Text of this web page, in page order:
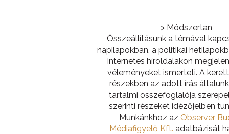
> Módszertan
Összeállításunk a témával
napilapokban, a politikai
internetes híroldalakon
véleményeket ismerteti. A
részekben az adott írás
tartalmi összefoglalója
szerinti részeket idézőjelben
Munkánkhoz az Observer
Médiafigyelő Kft. adatbázisát